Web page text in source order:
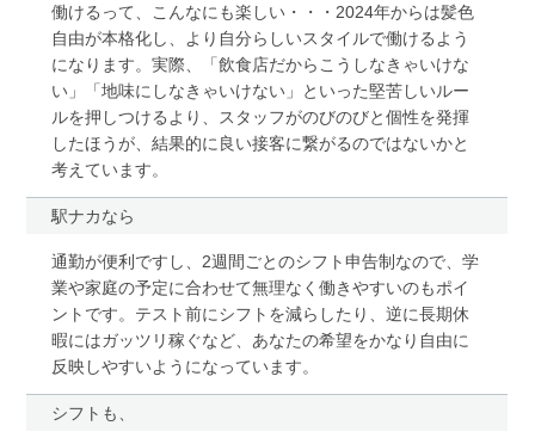
働けるって、こんなにも楽しい・・・2024年からは髪色
自由が本格化し、より自分らしいスタイルで働けるよう
になります。実際、「飲食店だからこうしなきゃいけな
い」「地味にしなきゃいけない」といった堅苦しいルー
ルを押しつけるより、スタッフがのびのびと個性を発揮
したほうが、結果的に良い接客に繋がるのではないかと
考えています。
駅ナカなら
通勤が便利ですし、2週間ごとのシフト申告制なので、学
業や家庭の予定に合わせて無理なく働きやすいのもポイ
ントです。テスト前にシフトを減らしたり、逆に長期休
暇にはガッツリ稼ぐなど、あなたの希望をかなり自由に
反映しやすいようになっています。
シフトも、